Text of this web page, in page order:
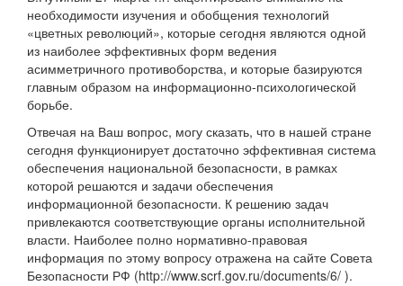
необходимости изучения и обобщения технологий
«цветных революций», которые сегодня являются одной
из наиболее эффективных форм ведения
асимметричного противоборства, и которые базируются
главным образом на информационно-психологической
борьбе.
Отвечая на Ваш вопрос, могу сказать, что в нашей стране
сегодня функционирует достаточно эффективная система
обеспечения национальной безопасности, в рамках
которой решаются и задачи обеспечения
информационной безопасности. К решению задач
привлекаются соответствующие органы исполнительной
власти. Наиболее полно нормативно-правовая
информация по этому вопросу отражена на сайте Совета
Безопасности РФ (http://www.scrf.gov.ru/documents/6/ ).